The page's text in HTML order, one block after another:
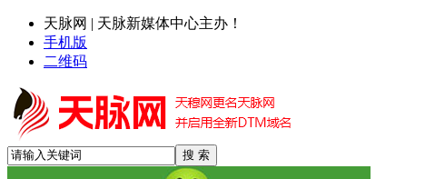
天脉网 | 天脉新媒体中心主办！
手机版
二维码